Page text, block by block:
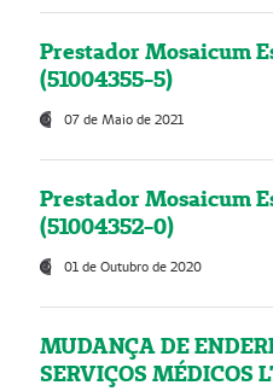
Prestador Mosaicum
(51004355-5)
07 de Maio de 2021
Prestador Mosaicum
(51004352-0)
01 de Outubro de 2020
MUDANÇA DE
SERVIÇOS MÉDICOS